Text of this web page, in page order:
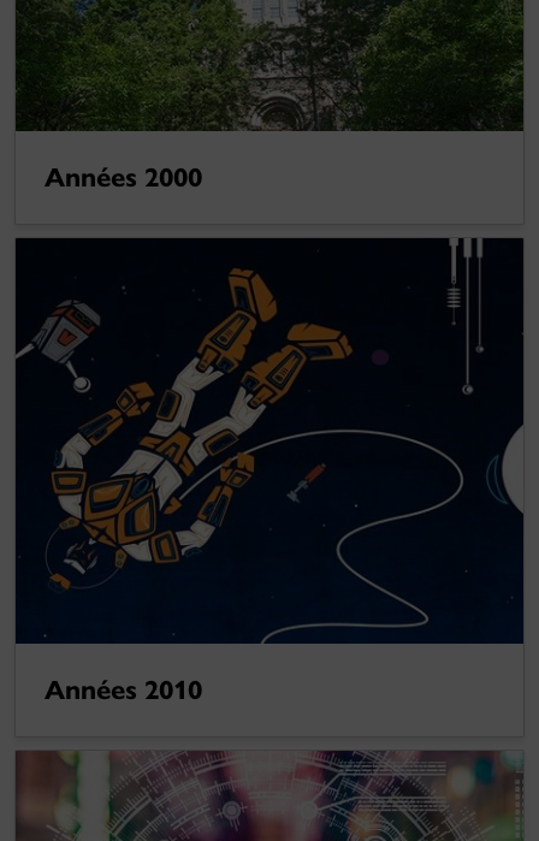
Années 2000
Années 2010